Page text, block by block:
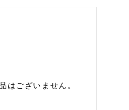
はございません。